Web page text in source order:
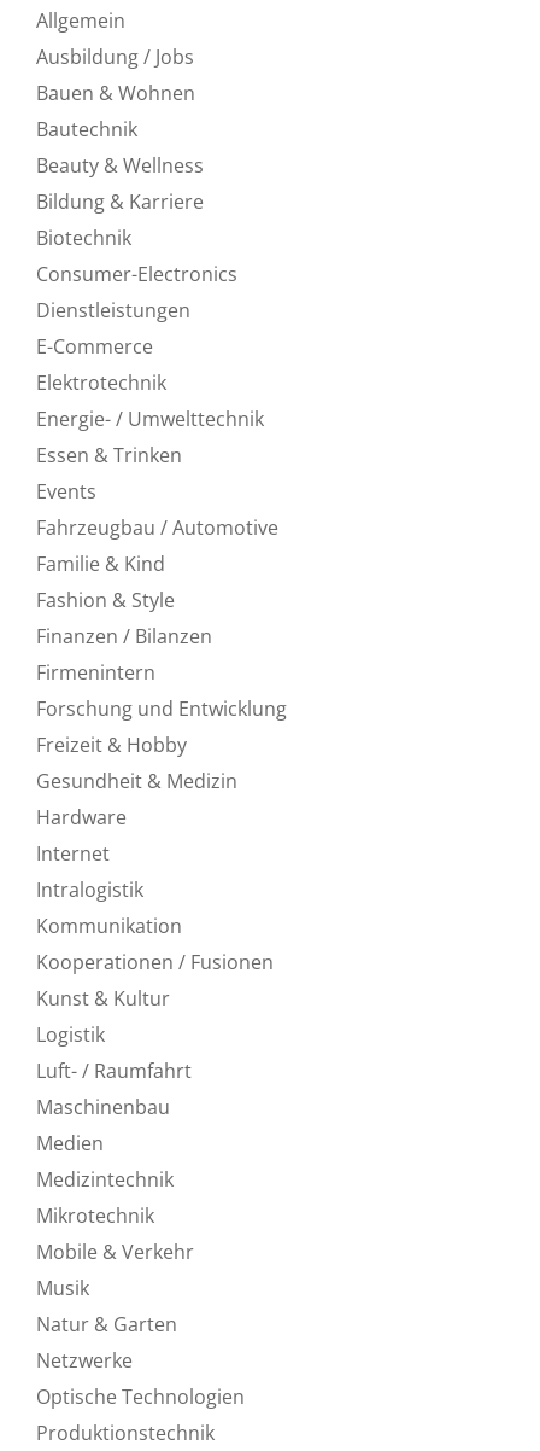
Allgemein
Ausbildung / Jobs
Bauen & Wohnen
Bautechnik
Beauty & Wellness
Bildung & Karriere
Biotechnik
Consumer-Electronics
Dienstleistungen
E-Commerce
Elektrotechnik
Energie- / Umwelttechnik
Essen & Trinken
Events
Fahrzeugbau / Automotive
Familie & Kind
Fashion & Style
Finanzen / Bilanzen
Firmenintern
Forschung und Entwicklung
Freizeit & Hobby
Gesundheit & Medizin
Hardware
Internet
Intralogistik
Kommunikation
Kooperationen / Fusionen
Kunst & Kultur
Logistik
Luft- / Raumfahrt
Maschinenbau
Medien
Medizintechnik
Mikrotechnik
Mobile & Verkehr
Musik
Natur & Garten
Netzwerke
Optische Technologien
Produktionstechnik